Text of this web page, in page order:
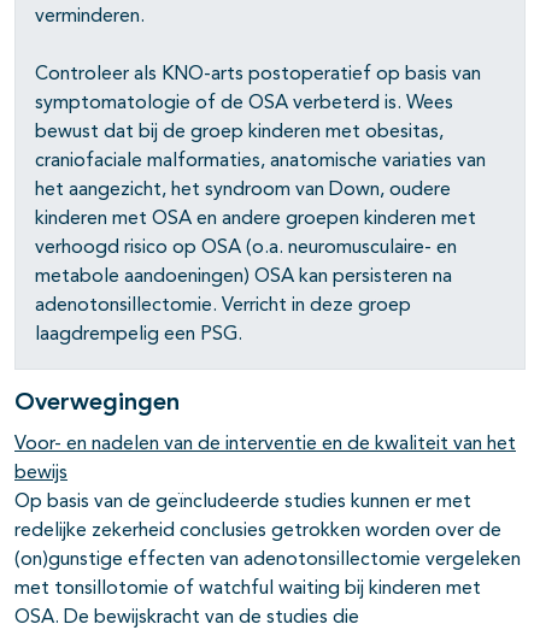
verminderen.
Controleer als KNO-arts postoperatief op basis van
symptomatologie of de OSA verbeterd is. Wees
bewust dat bij de groep kinderen met obesitas,
craniofaciale malformaties, anatomische variaties van
het aangezicht, het syndroom van Down, oudere
kinderen met OSA en andere groepen kinderen met
verhoogd risico op OSA (o.a. neuromusculaire- en
metabole aandoeningen) OSA kan persisteren na
adenotonsillectomie. Verricht in deze groep
laagdrempelig een PSG.
Overwegingen
Voor- en nadelen van de interventie en de kwaliteit van het
bewijs
Op basis van de geïncludeerde studies kunnen er met
redelijke zekerheid conclusies getrokken worden over de
(on)gunstige effecten van adenotonsillectomie vergeleken
met tonsillotomie of watchful waiting bij kinderen met
OSA. De bewijskracht van de studies die